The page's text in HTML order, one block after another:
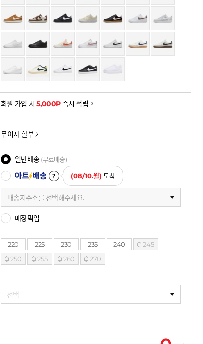
회원 가입 시5,000P즉시 적립
무이자 할부
일반배송 (무료배송)
(08/10.월) 도착
배송지주소를 선택해주세요.
매장픽업
220 225 230 235 240
245
250
255 260 270
선택